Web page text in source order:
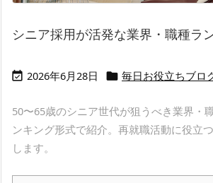
シニア採用が活発な業界・職種ラ
 2026年6月28日  毎日お役立ちブロ
50〜65歳のシニア世代が狙うべき業界・
ンキング形式で紹介。再就職活動に役立
します。